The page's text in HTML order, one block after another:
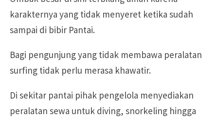
karakternya yang tidak menyeret ketika sudah
sampai di bibir Pantai.
Bagi pengunjung yang tidak membawa peralatan
surfing tidak perlu merasa khawatir.
Di sekitar pantai pihak pengelola menyediakan
peralatan sewa untuk diving, snorkeling hingga